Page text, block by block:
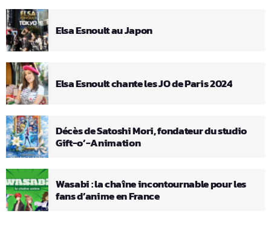
Elsa Esnoult au Japon
Elsa Esnoult chante les JO de Paris 2024
Décès de Satoshi Mori, fondateur du studio
Gift-o’-Animation
Wasabi : la chaîne incontournable pour les
fans d’anime en France